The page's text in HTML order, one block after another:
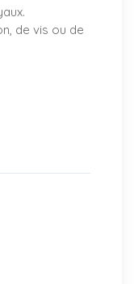
de vis ou de